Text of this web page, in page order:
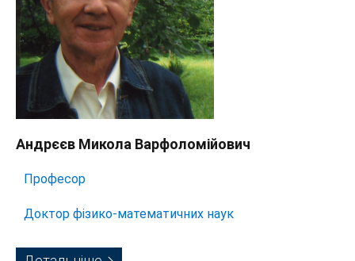
Андрєєв Микола Варфоломійович
Професор
Доктор фізико-математичних наук